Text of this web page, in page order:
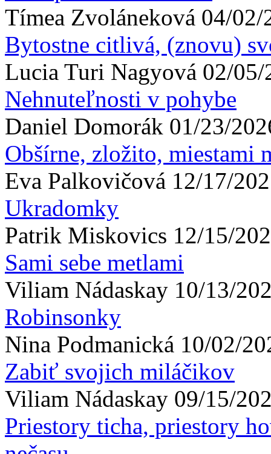
Tímea Zvoláneková 04/02/
Bytostne citlivá, (znovu)
Lucia Turi Nagyová 02/05/
Nehnuteľnosti v pohybe
Daniel Domorák 01/23/
Obšírne, zložito, miestami
Eva Palkovičová 12/17/
Ukradomky
Patrik Miskovics 12/15/
Sami sebe metlami
Viliam Nádaskay 10/13/
Robinsonky
Nina Podmanická 10/02/
Zabiť svojich miláčikov
Viliam Nádaskay 09/15/
Priestory ticha, priestory